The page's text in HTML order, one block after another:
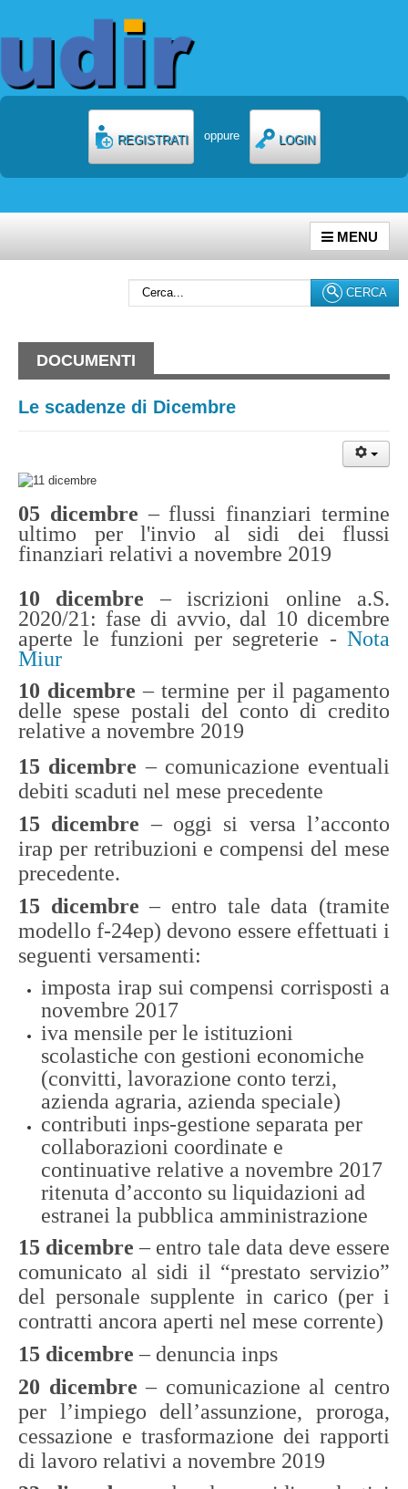
REGISTRATI oppure LOGIN
MENU
CERCA
DOCUMENTI
Le scadenze di Dicembre
05 dicembre – flussi finanziari termine
ultimo per l'invio al sidi dei flussi
finanziari relativi a novembre 2019
10 dicembre – iscrizioni online a.S.
2020/21: fase di avvio, dal 10 dicembre
aperte le funzioni per segreterie - Nota
Miur
10 dicembre – termine per il pagamento
delle spese postali del conto di credito
relative a novembre 2019
15 dicembre – comunicazione eventuali
debiti scaduti nel mese precedente
15 dicembre – oggi si versa l’acconto
irap per retribuzioni e compensi del mese
precedente.
15 dicembre – entro tale data (tramite
modello f-24ep) devono essere effettuati i
seguenti versamenti:
imposta irap sui compensi corrisposti a
novembre 2017
iva mensile per le istituzioni
scolastiche con gestioni economiche
(convitti, lavorazione conto terzi,
azienda agraria, azienda speciale)
contributi inps-gestione separata per
collaborazioni coordinate e
continuative relative a novembre 2017
ritenuta d’acconto su liquidazioni ad
estranei la pubblica amministrazione
15 dicembre – entro tale data deve essere
comunicato al sidi il “prestato servizio”
del personale supplente in carico (per i
contratti ancora aperti nel mese corrente)
15 dicembre – denuncia inps
20 dicembre – comunicazione al centro
per l’impiego dell’assunzione, proroga,
cessazione e trasformazione dei rapporti
di lavoro relativi a novembre 2019